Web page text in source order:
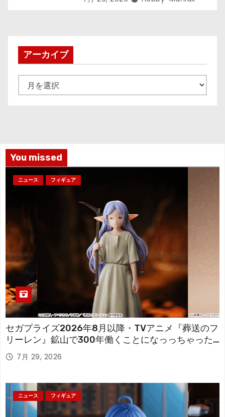
アーカイブ
ー
You missed
ニュース フィギュア
セガプライズ2026年8月以降・TVアニメ『葬送のフ
リーレン』鉱山で300年働くことになっっちゃった
「フリーレン」を立体化！
7月 29, 2026
ニュース フィギュア